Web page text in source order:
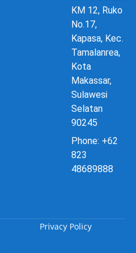
KM 12, Ruko
No.17,
Kapasa, Kec.
Tamalanrea,
Kota
Makassar,
Sulawesi
Selatan
90245
Phone: +62
823
48689888
Privacy Policy